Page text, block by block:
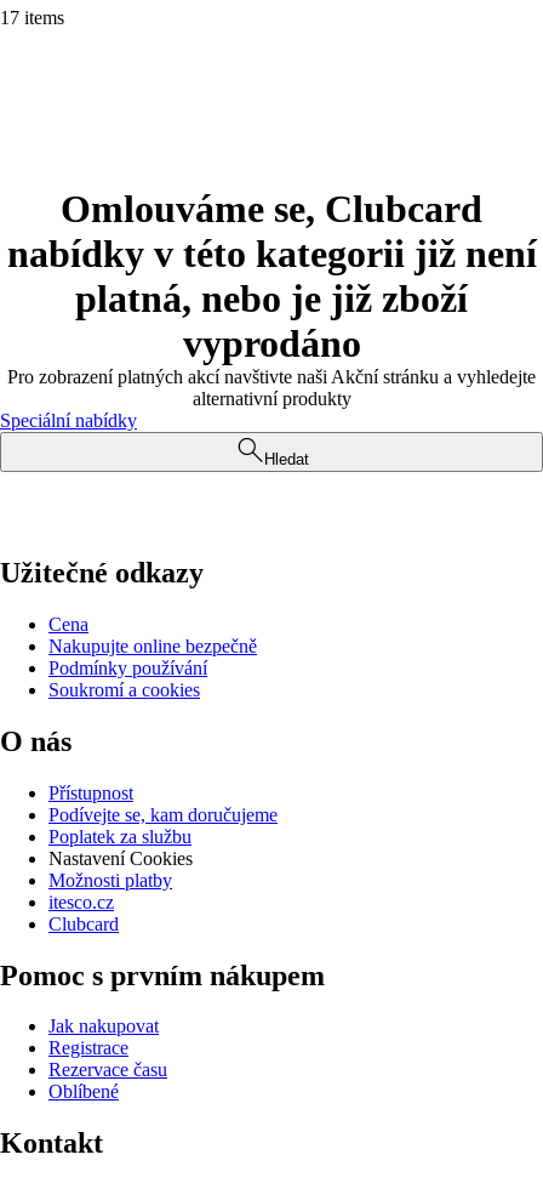
17 items
Omlouváme se, Clubcard
nabídky v této kategorii již není
platná, nebo je již zboží
vyprodáno
Pro zobrazení platných akcí navštivte naši Akční stránku a vyhledejte
alternativní produkty
Speciální nabídky
Hledat
Užitečné odkazy
Cena
Nakupujte online bezpečně
Podmínky používání
Soukromí a cookies
O nás
Přístupnost
Podívejte se, kam doručujeme
Poplatek za službu
Nastavení Cookies
Možnosti platby
itesco.cz
Clubcard
Pomoc s prvním nákupem
Jak nakupovat
Registrace
Rezervace času
Oblíbené
Kontakt